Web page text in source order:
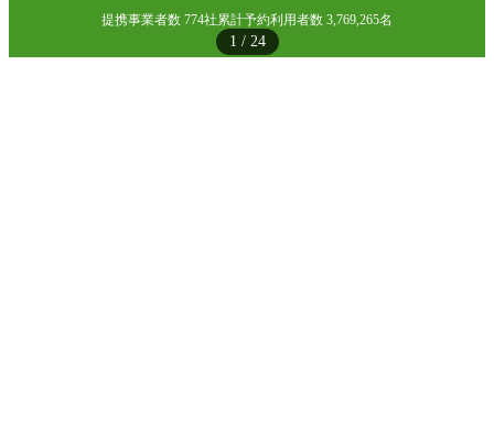
1 / 24
提携事業者数 774社累計予約利用者数 3,769,265名